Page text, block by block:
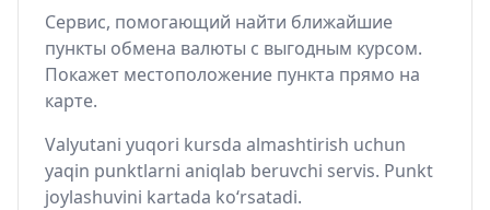
Сервис, помогающий найти ближайшие
пункты обмена валюты с выгодным курсом.
Покажет местоположение пункта прямо на
карте.
Valyutani yuqori kursda almashtirish uchun
yaqin punktlarni aniqlab beruvchi servis. Punkt
joylashuvini kartada ko‘rsatadi.